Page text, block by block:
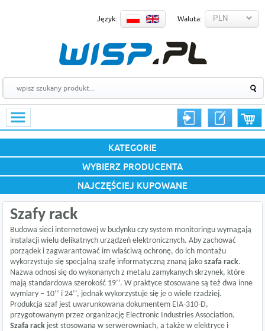
Język: Waluta:
KATEGORIE
WYBIERZ PRODUCENTA
NAJCZĘŚCIEJ KUPOWANE
Szafy rack
Budowa sieci internetowej w budynku czy system monitoringu wymagają
instalacji wielu delikatnych urządzeń elektronicznych. Aby zachować
porządek i zagwarantować im właściwą ochronę, do ich montażu
wykorzystuje się specjalną szafę informatyczną znaną jakoszafa rack.
Nazwa odnosi się do wykonanych z metalu zamykanych skrzynek, które
mają standardowa szerokość 19’’. W praktyce stosowane są też dwa inne
wymiary – 10’‘ i 24’’, jednak wykorzystuje się je o wiele rzadziej.
Produkcja szaf jest uwarunkowana dokumentem EIA-310-D,
przygotowanym przez organizację Electronic Industries Association.
Szafa rack jest stosowana w serwerowniach, a także w elektryce i